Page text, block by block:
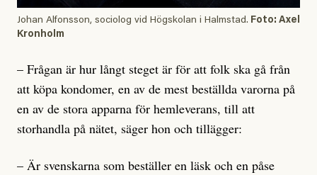
Johan Alfonsson, sociolog vid Högskolan i Halmstad. Foto: Axel
Kronholm
– Frågan är hur långt steget är för att folk ska gå från
att köpa kondomer, en av de mest beställda varorna på
en av de stora apparna för hemleverans, till att
storhandla på nätet, säger hon och tillägger:
– Är svenskarna som beställer en läsk och en påse